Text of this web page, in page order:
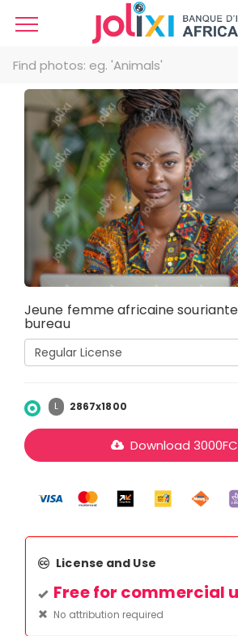
Jeune femme africaine
bureau
L 2867x1800
Download 3000
License and Use
Free for commercial
No attribution required